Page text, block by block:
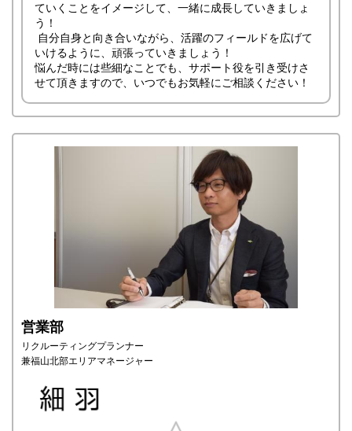
ていくことをイメージして、一緒に成長していきましょ
う！
自分自身と向き合いながら、活躍のフィールドを広げて
いけるように、頑張っていきましょう！
悩んだ時には些細なことでも、サポート役を引き受けさ
せて頂きますので、いつでもお気軽にご相談ください！
営業部
リクルーティングプランナー
兼福山北部エリアマネージャー